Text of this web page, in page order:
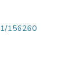
156260